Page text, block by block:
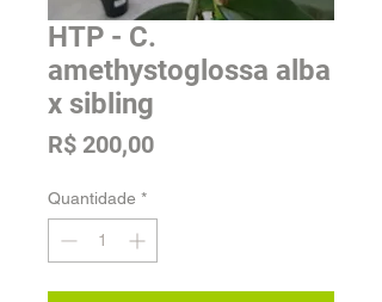
HTP - C.
amethystoglossa alba
x sibling
R$ 200,00Preço
Quantidade *